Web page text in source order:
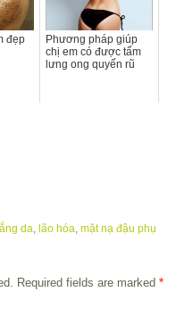
đẹp
Phương pháp giúp
chị em có được tấm
lưng ong quyến rũ
da lão hóa mặt nạ đậu phụ
Required fields are marked *